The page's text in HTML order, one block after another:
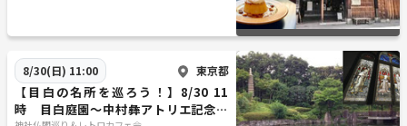
8/30(日) 11:00 東京都
【目白の名所を巡ろう！】8/30 11
時 目白庭園～中村彝アトリエ記念館